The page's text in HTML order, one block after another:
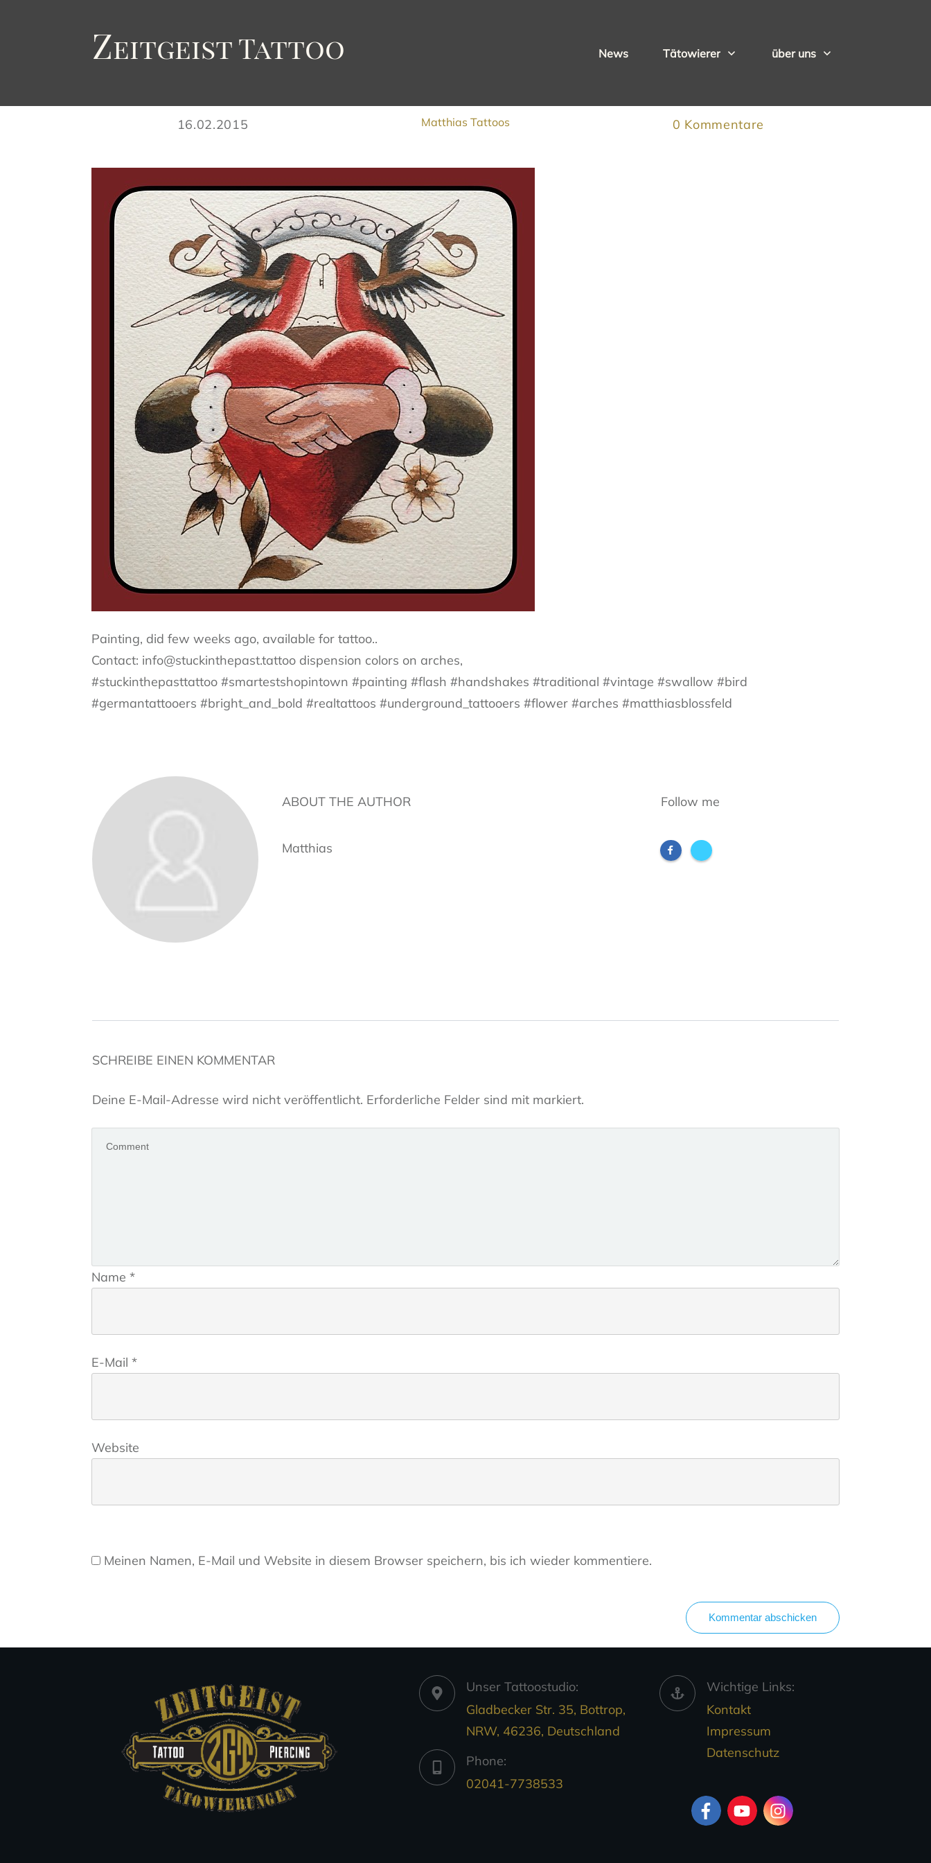
ZeitgeistTattoo News Tätowierer über uns
16.02.2015 Matthias Tattoos 0 Kommentare
Painting, did few weeks ago, available for tattoo..
Contact: info@stuckinthepast.tattoo dispension colors on arches,
#stuckinthepasttattoo #smartestshopintown #painting #flash #handshakes #traditional #vintage #swallow #bird
#germantattooers #bright_and_bold #realtattoos #underground_tattooers #flower #arches #matthiasblossfeld
ABOUT THE AUTHOR
Matthias
Follow me
SCHREIBE EINEN KOMMENTAR
Deine E-Mail-Adresse wird nicht veröffentlicht. Erforderliche Felder sind mit markiert.
Name *
E-Mail *
Website
Meinen Namen, E-Mail und Website in diesem Browser speichern, bis ich wieder kommentiere.
Kommentar abschicken
Unser Tattoostudio:
Gladbecker Str. 35, Bottrop,
NRW, 46236, Deutschland
Phone:
02041-7738533
Wichtige Links:
Kontakt
Impressum
Datenschutz